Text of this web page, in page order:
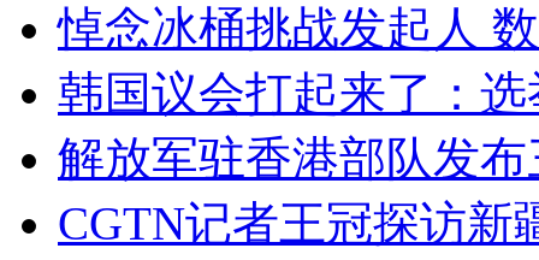
悼念冰桶挑战发起人
韩国议会打起来了：
解放军驻香港部队发
CGTN记者王冠探访新